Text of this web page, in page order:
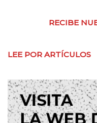
RECIBE
LEE POR ARTÍCULOS